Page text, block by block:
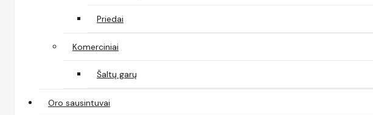
Priedai
Komerciniai
Šaltų garų
Oro sausintuvai